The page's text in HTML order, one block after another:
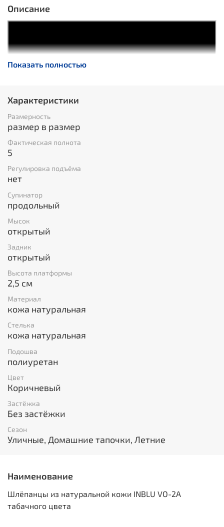
Описание
Показать полностью
Характеристики
Размерность
размер в размер
Фактическая полнота
5
Регулировка подъёма
нет
Супинатор
продольный
Мысок
открытый
Задник
открытый
Высота платформы
2,5 см
Материал
кожа натуральная
Стелька
кожа натуральная
Подошва
полиуретан
Цвет
Коричневый
Застёжка
Без застёжки
Сезон
Уличные, Домашние тапочки, Летние
Наименование
Шлёпанцы из натуральной кожи INBLU VO-2A
табачного цвета